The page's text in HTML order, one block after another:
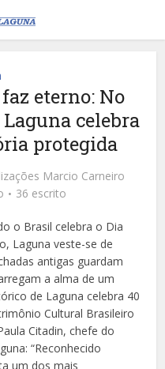
eterno: No
celebra
protegida
Marcio Carneiro
36 escrito
o Brasil celebra o Dia
Laguna veste-se de
antigas guardam
a alma de um
de Laguna celebra 40
Cultural Brasileiro
Citadin, chefe do
“Reconhecido
um dos mais